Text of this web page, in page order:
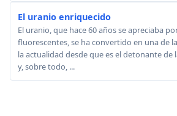
El uranio enriquecido
El uranio, que hace 60 años se apreciaba
fluorescentes, se ha convertido en una de
la actualidad desde que es el detonante de
y, sobre todo, ...